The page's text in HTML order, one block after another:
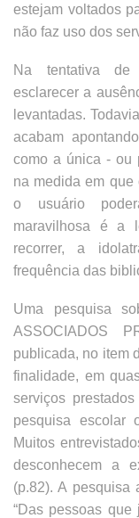
estejam voltados
não faz uso dos
Na tentativa de
esclarecer a
levantadas.
acabam
como a única - ou
na medida em que
o usuário
maravilhosa é a
recorrer, a
frequência das
Uma pesquisa
ASSOCIADOS
publicada, no item
finalidade, em
serviços
pesquisa escolar
Muitos
desconhecem a
(p.82). A pesquisa
“Das pessoas